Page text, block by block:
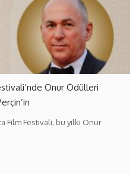
Onur Ödülleri
Film Festivali, bu yılki Onur